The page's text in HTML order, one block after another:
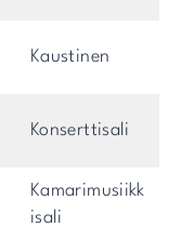
Kaustinen
Konserttisali
Kamarimusiikk
isali